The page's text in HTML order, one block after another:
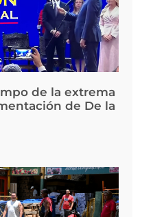
de la extrema
de De la